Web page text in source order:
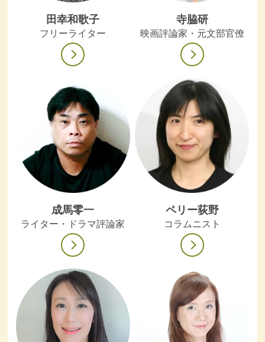
田幸和歌子
フリーライター
寺脇研
映画評論家・元文部官僚
成馬零一
ライター・ドラマ評論家
ペリー荻野
コラムニスト